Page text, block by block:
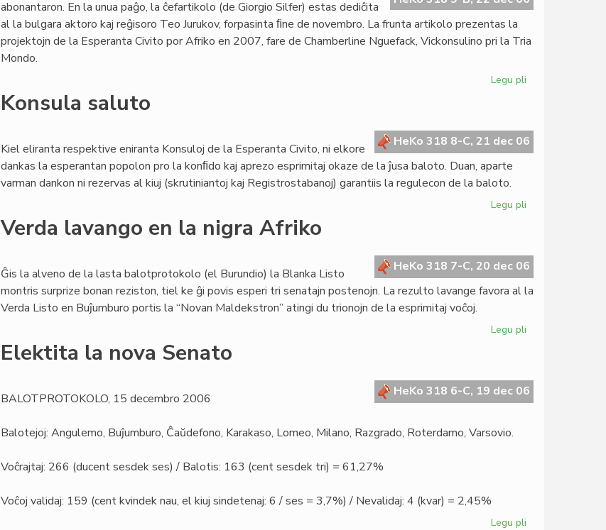
abonantaron. En la unua paĝo, la ĉefartikolo (de Giorgio Silfer) estas dediĉita
al la bulgara aktoro kaj reĝisoro Teo Jurukov, forpasinta ﬁne de novembro. La frunta artikolo prezentas la
projektojn de la Esperanta Civito por Afriko en 2007, fare de Chamberline Nguefack, Vickonsulino pri la Tria
Mondo.
Legu pli
aperis
la
Konsula saluto
HeKo 318 8-C, 21 dec 06
Kiel eliranta respektive eniranta Konsuloj de la Esperanta Civito, ni elkore
dankas la esperantan popolon pro la konﬁdo kaj aprezo esprimitaj okaze de la ĵusa baloto. Duan, aparte
varman dankon ni rezervas al kiuj (skrutiniantoj kaj Registrostabanoj) garantiis la regulecon de la baloto.
Legu pli
Verda lavango en la nigra Afriko
HeKo 318 7-C, 20 dec 06
Ĝis la alveno de la lasta balotprotokolo (el Burundio) la Blanka Listo
montris surprize bonan reziston, tiel ke ĝi povis esperi tri senatajn postenojn. La rezulto lavange favora al la
Verda Listo en Buĵumburo portis la “Novan Maldekstron” atingi du trionojn de la esprimitaj voĉoj.
Legu pli
la
nigra
Elektita la nova Senato
HeKo 318 6-C, 19 dec 06
BALOTPROTOKOLO, 15 decembro 2006
Balotejoj: Angulemo, Buĵumburo, Ĉaŭdefono, Karakaso, Lomeo, Milano, Razgrado, Roterdamo, Varsovio.
Voĉrajtaj: 266 (ducent sesdek ses) / Balotis: 163 (cent sesdek tri) = 61,27%
Voĉoj validaj: 159 (cent kvindek nau, el kiuj sindetenaj: 6 / ses = 3,7%) / Nevalidaj: 4 (kvar) = 2,45%
Legu pli